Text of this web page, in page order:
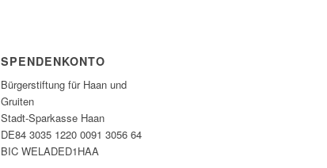
SPENDENKONTO
Bürgerstiftung für Haan und
Gruiten
Stadt-Sparkasse Haan
DE84 3035 1220 0091 3056 64
BIC WELADED1HAA